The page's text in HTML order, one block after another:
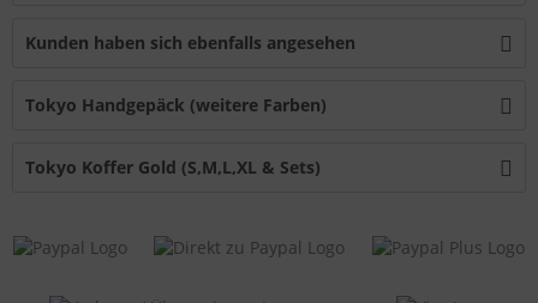
Kunden haben sich ebenfalls angesehen
Tokyo Handgepäck (weitere Farben)
Tokyo Koffer Gold (S,M,L,XL & Sets)